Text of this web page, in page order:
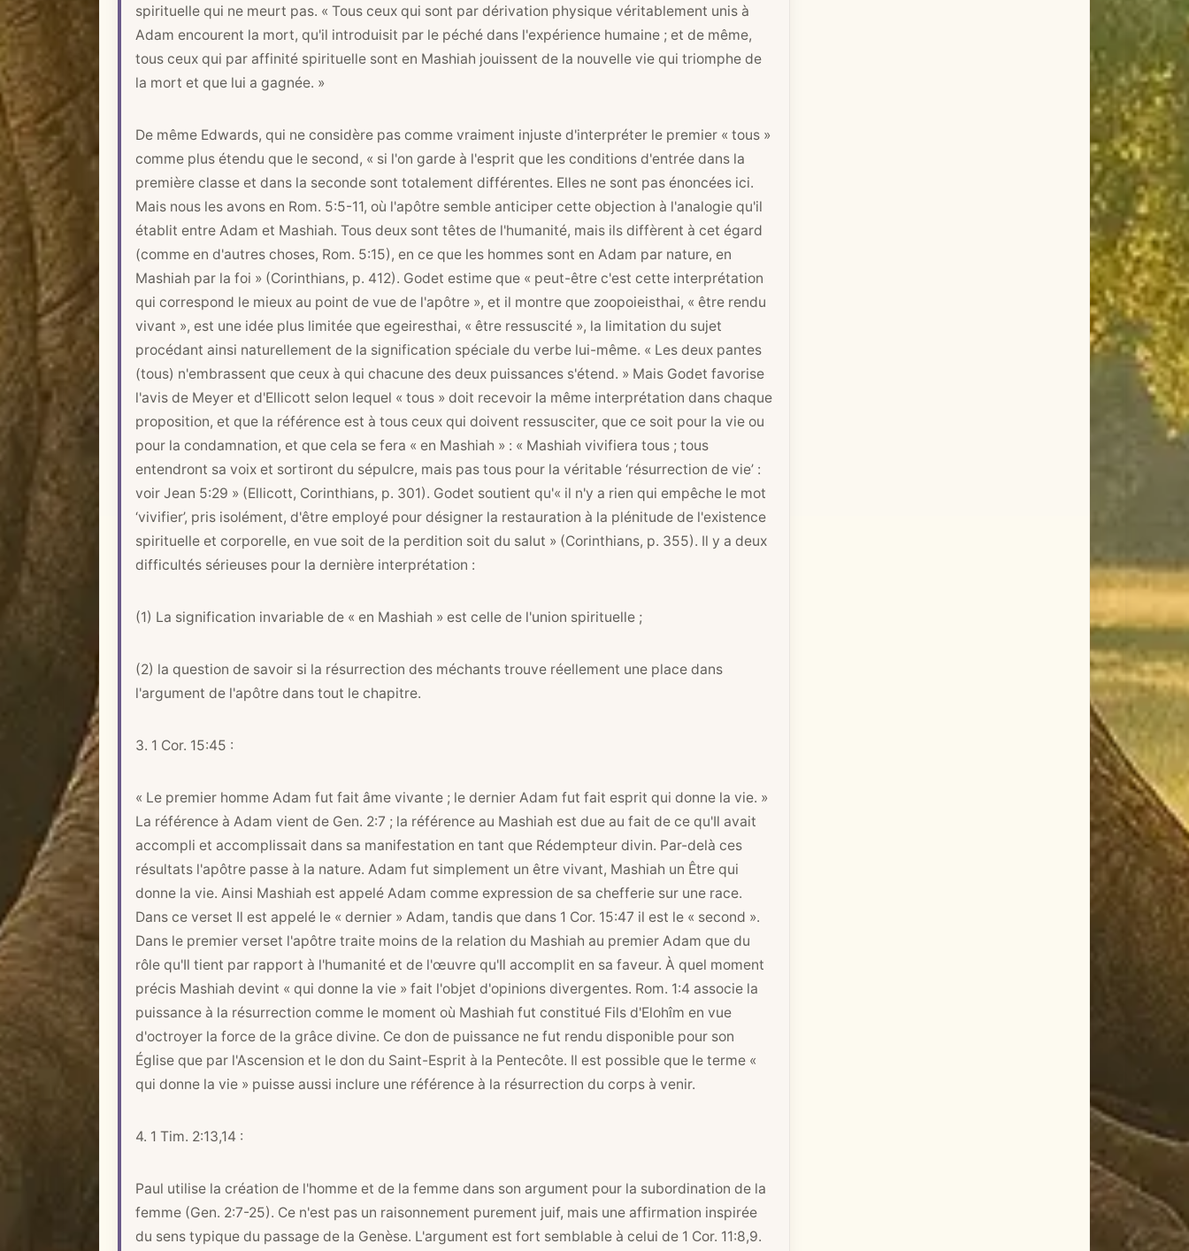
spirituelle qui ne meurt pas. « Tous ceux qui sont par dérivation physique véritablement unis à
Adam encourent la mort, qu'il introduisit par le péché dans l'expérience humaine ; et de même,
tous ceux qui par affinité spirituelle sont en Mashiah jouissent de la nouvelle vie qui triomphe de
la mort et que lui a gagnée. »
De même Edwards, qui ne considère pas comme vraiment injuste d'interpréter le premier « tous »
comme plus étendu que le second, « si l'on garde à l'esprit que les conditions d'entrée dans la
première classe et dans la seconde sont totalement différentes. Elles ne sont pas énoncées ici.
Mais nous les avons en Rom. 5:5-11, où l'apôtre semble anticiper cette objection à l'analogie qu'il
établit entre Adam et Mashiah. Tous deux sont têtes de l'humanité, mais ils diffèrent à cet égard
(comme en d'autres choses, Rom. 5:15), en ce que les hommes sont en Adam par nature, en
Mashiah par la foi » (Corinthians, p. 412). Godet estime que « peut-être c'est cette interprétation
qui correspond le mieux au point de vue de l'apôtre », et il montre que zoopoieisthai, « être rendu
vivant », est une idée plus limitée que egeiresthai, « être ressuscité », la limitation du sujet
procédant ainsi naturellement de la signification spéciale du verbe lui-même. « Les deux pantes
(tous) n'embrassent que ceux à qui chacune des deux puissances s'étend. » Mais Godet favorise
l'avis de Meyer et d'Ellicott selon lequel « tous » doit recevoir la même interprétation dans chaque
proposition, et que la référence est à tous ceux qui doivent ressusciter, que ce soit pour la vie ou
pour la condamnation, et que cela se fera « en Mashiah » : « Mashiah vivifiera tous ; tous
entendront sa voix et sortiront du sépulcre, mais pas tous pour la véritable ‘résurrection de vie’ :
voir Jean 5:29 » (Ellicott, Corinthians, p. 301). Godet soutient qu'« il n'y a rien qui empêche le mot
‘vivifier’, pris isolément, d'être employé pour désigner la restauration à la plénitude de l'existence
spirituelle et corporelle, en vue soit de la perdition soit du salut » (Corinthians, p. 355). Il y a deux
difficultés sérieuses pour la dernière interprétation :
(1) La signification invariable de « en Mashiah » est celle de l'union spirituelle ;
(2) la question de savoir si la résurrection des méchants trouve réellement une place dans
l'argument de l'apôtre dans tout le chapitre.
3. 1 Cor. 15:45 :
« Le premier homme Adam fut fait âme vivante ; le dernier Adam fut fait esprit qui donne la vie. »
La référence à Adam vient de Gen. 2:7 ; la référence au Mashiah est due au fait de ce qu'Il avait
accompli et accomplissait dans sa manifestation en tant que Rédempteur divin. Par-delà ces
résultats l'apôtre passe à la nature. Adam fut simplement un être vivant, Mashiah un Être qui
donne la vie. Ainsi Mashiah est appelé Adam comme expression de sa chefferie sur une race.
Dans ce verset Il est appelé le « dernier » Adam, tandis que dans 1 Cor. 15:47 il est le « second ».
Dans le premier verset l'apôtre traite moins de la relation du Mashiah au premier Adam que du
rôle qu'Il tient par rapport à l'humanité et de l'œuvre qu'Il accomplit en sa faveur. À quel moment
précis Mashiah devint « qui donne la vie » fait l'objet d'opinions divergentes. Rom. 1:4 associe la
puissance à la résurrection comme le moment où Mashiah fut constitué Fils d'Elohîm en vue
d'octroyer la force de la grâce divine. Ce don de puissance ne fut rendu disponible pour son
Église que par l'Ascension et le don du Saint-Esprit à la Pentecôte. Il est possible que le terme «
qui donne la vie » puisse aussi inclure une référence à la résurrection du corps à venir.
4. 1 Tim. 2:13,14 :
Paul utilise la création de l'homme et de la femme dans son argument pour la subordination de la
femme (Gen. 2:7-25). Ce n'est pas un raisonnement purement juif, mais une affirmation inspirée
du sens typique du passage de la Genèse. L'argument est fort semblable à celui de 1 Cor. 11:8,9.